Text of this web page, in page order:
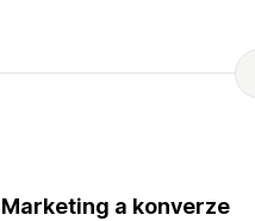
Marketing a konverze